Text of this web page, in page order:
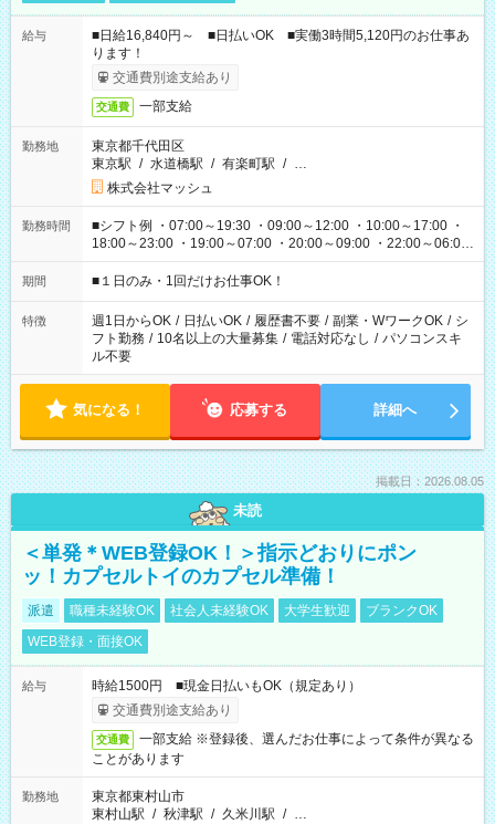
給与
■日給16,840円～ ■日払いOK ■実働3時間5,120円のお仕事あ
ります！
交通費別途支給あり
交通費 一部支給
勤務地
東京都千代田区
東京駅 / 水道橋駅 / 有楽町駅 / …
株式会社マッシュ
勤務時間
■シフト例 ・07:00～19:30 ・09:00～12:00 ・10:00～17:00 ・
18:00～23:00 ・19:00～07:00 ・20:00～09:00 ・22:00～06:00
etc ★最短で3時間で5,120円のお仕事から 15時間で2万円近く稼
げるお仕事も！ ご希望のお時間に合わせてご紹介！ ※シフトは
ください！
期間 ■１日のみ・1回だけお仕事OK！
特徴 週1日からOK / 日払いOK / 履歴書不要 / 副業・WワークOK / シ
フト勤務 / 10名以上の大量募集 / 電話対応なし / パソコンスキ
ル不要
気になる！ 応募する 詳細へ
掲載日：2026.08.05
未読
＜単発＊WEB登録OK！＞指示どおりにポン
ッ！カプセルトイのカプセル準備！
派遣 職種未経験OK 社会人未経験OK 大学生歓迎
ブランクOK
WEB登録・面接OK
給与
時給1500円 ■現金日払いもOK（規定あり）
交通費別途支給あり
交通費
一部支給 ※登録後、選んだお仕事によって条件が異なる
ことがあります
勤務地
東京都東村山市
東村山駅 / 秋津駅 / 久米川駅 / …